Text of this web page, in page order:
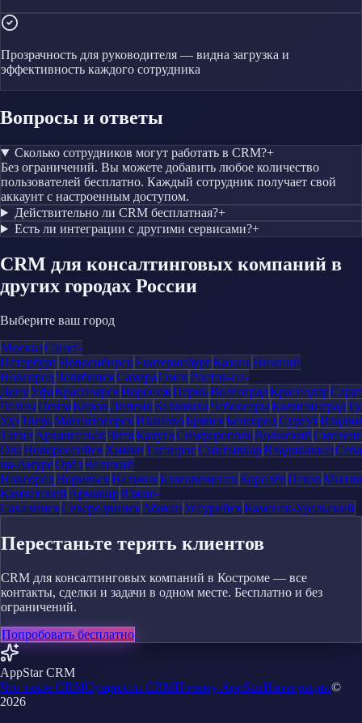
Прозрачность для руководителя — видна загрузка и
эффективность каждого сотрудника
Вопросы и ответы
Сколько сотрудников могут работать в CRM?+
Без ограничений. Вы можете добавить любое количество
пользователей бесплатно. Каждый сотрудник получает свой
аккаунт с настроенным доступом.
Действительно ли CRM бесплатная?+
Есть ли интеграции с другими сервисами?+
CRM для консалтинговых компаний в
других городах России
Выберите ваш город
МоскваСанкт-
ПетербургНовосибирскЕкатеринбургКазаньНижний
НовгородЧелябинскСамараОмскРостов-на-
ДонуУфаКрасноярскВоронежПермьВолгоградКраснодар
ЧелныПензаКировЛипецкБалашихаЧебоксарыКалининград
УдэТверьМагнитогорскИвановоБрянскБелгородСургут
ТагилАрхангельскЧитаКалугаСимферопольВолжский
ОлаНовороссийскХимкиТаганрогСыктывкарВладикавказ
на-АмуреОрёлВеликий
НовгородНорильскНальчикБлаговещенскКоролёвПсков
Камчатский АрмавирЮжно-
СахалинскСеверодвинскАбаканУссурийскКаменск-Уральский
Перестаньте терять клиентов
CRM для консалтинговых компаний в Костроме — все
контакты, сделки и задачи в одном месте. Бесплатно и без
ограничений.
Попробовать бесплатно
AppStar CRM
Что такое CRMСущности CRMПочему AppStarИнтеграции©
2026